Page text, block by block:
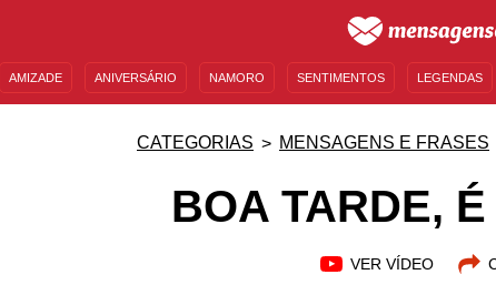
AMIZADE ANIVERSÁRIO NAMORO SENTIMENTOS LEGENDAS
CATEGORIAS MENSAGENS E FRASES
BOA TARDE,
VER VÍDEO